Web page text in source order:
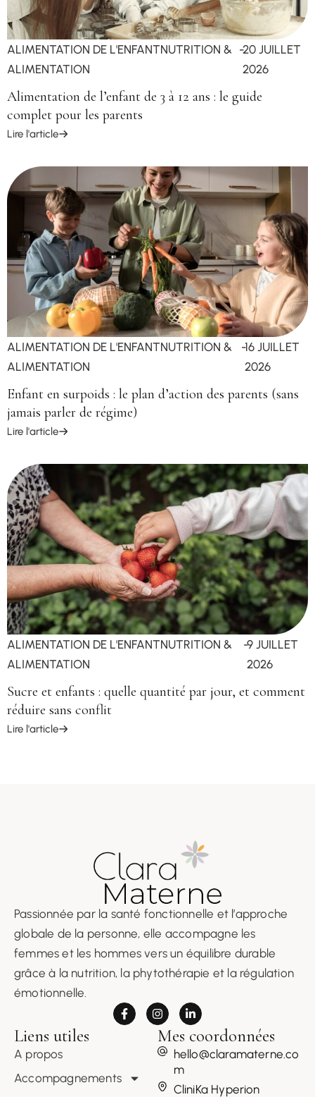
ALIMENTATION DE L'ENFANTNUTRITION &
ALIMENTATION
-20 JUILLET
2026
Alimentation de l’enfant de 3 à 12 ans : le guide
complet pour les parents
Lire l'article
ALIMENTATION DE L'ENFANTNUTRITION &
ALIMENTATION
-16 JUILLET
2026
Enfant en surpoids : le plan d’action des parents (sans
jamais parler de régime)
Lire l'article
ALIMENTATION DE L'ENFANTNUTRITION &
ALIMENTATION
-9 JUILLET
2026
Sucre et enfants : quelle quantité par jour, et comment
réduire sans conflit
Lire l'article
Passionnée par la santé fonctionnelle et l’approche
globale de la personne, elle accompagne les
femmes et les hommes vers un équilibre durable
grâce à la nutrition, la phytothérapie et la régulation
émotionnelle.
Liens utiles
A propos
Accompagnements
Mes coordonnées
hello@claramaterne.co
m
CliniKa Hyperion